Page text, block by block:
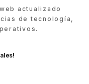
actualizado
de tecnología,